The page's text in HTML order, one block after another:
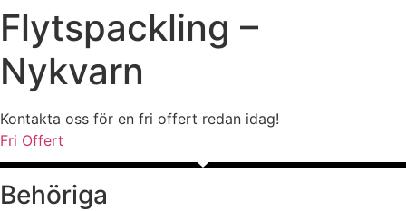
Flytspackling –
Nykvarn
Kontakta oss för en fri offert redan idag!
Fri Offert
Behöriga